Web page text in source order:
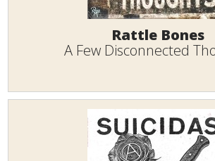
Rattle Bones
A Few Disconnected